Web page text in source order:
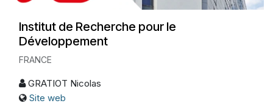
Institut de Recherche pour le
Développement
FRANCE
GRATIOT Nicolas
Site web